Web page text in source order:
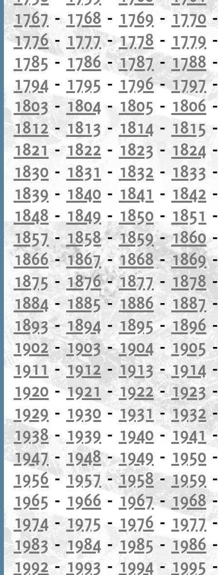
1767- 1768 - 1769 - 1770
1776- 1777-1778 - 1779
1785- 1786-1787-1788
1794 - 1795 - 1796-1797
1803 -1804 - 1805 - 1806
1812- 1813 - 1814 - 1815
1821 - 1822 - 1823 - 1824
1830 - 1831 - 1832 - 1833
1839 - 1840 - 1841 - 1842
1848 - 1849 - 1850 - 1851
1857 - 1858-1859-1860
1866-1867- 1868-1869
1875 - 1876-1877 - 1878
1884 - 1885-1886- 1887
1893-1894 - 1895-1896
1902-1903-1904-1905
1911 -1912-1913-1914
1920 -1921- 1922-1923
1929 - 1930 -1931-1932
1938- 1939 - 1940 - 1941
1947- 1948-1949 - 1950
1956- 1957-1958-1959
1965 - 1966 - 1967-1968
1974 -1975 - 1976 - 1977
1983- 1984 - 1985 - 1986
1992 - 1993 - 1994 - 1995